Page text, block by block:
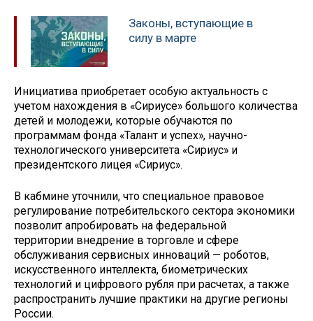
Законы, вступающие в
силу в марте
Инициатива приобретает особую актуальность с
учетом нахождения в «Сириусе» большого количества
детей и молодежи, которые обучаются по
программам фонда «Талант и успех», научно-
технологического университета «Сириус» и
президентского лицея «Сириус».
В кабмине уточнили, что специальное правовое
регулирование потребительского сектора экономики
позволит апробировать на федеральной
территории внедрение в торговле и сфере
обслуживания сервисных инноваций — роботов,
искусственного интеллекта, биометрических
технологий и цифрового рубля при расчетах, а также
распространить лучшие практики на другие регионы
России.